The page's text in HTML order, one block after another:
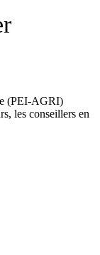
(PEI-AGRI)
les conseillers en